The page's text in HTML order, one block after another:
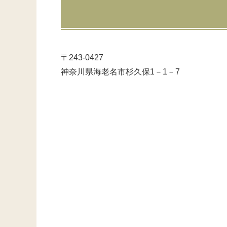
〒243‐0427
神奈川県海老名市杉久保1－1－7